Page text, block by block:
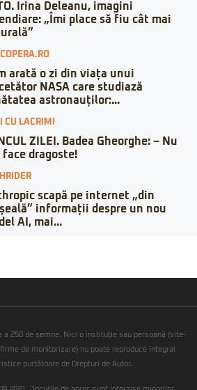
Irina Deleanu, imagini
„Îmi place să fiu cât mai
arată o zi din viața unui
NASA care studiază
astronauților:...
CU LACRIMI
ZILEI. Badea Gheorghe: – Nu
face dragoste!
scapă pe internet „din
informații despre un nou
AI, mai...
a 250 de semne. Nici o instituţie sau persoană (site-
de monitorizare) nu poate reproduce integral
purtătoare de Drepturi de Autor.